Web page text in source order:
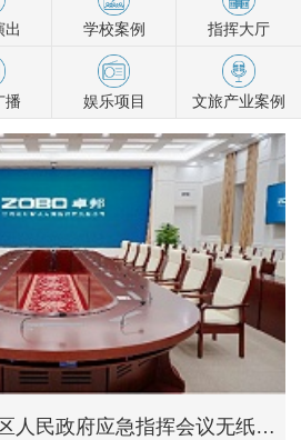
出 学校案例 指挥大厅
播 娱乐项目 文旅产业案例
ZOBO卓邦承接丰台区人民政府应急指挥会议无纸化系统项目